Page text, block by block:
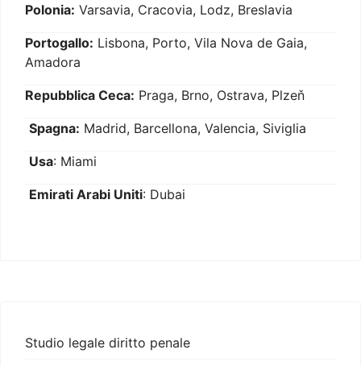
Polonia: Varsavia, Cracovia, Lodz, Breslavia
Portogallo: Lisbona, Porto, Vila Nova de Gaia,
Amadora
Repubblica Ceca: Praga, Brno, Ostrava, Plzeň
Spagna: Madrid, Barcellona, Valencia, Siviglia
Usa: Miami
Emirati Arabi Uniti: Dubai
Studio legale diritto penale